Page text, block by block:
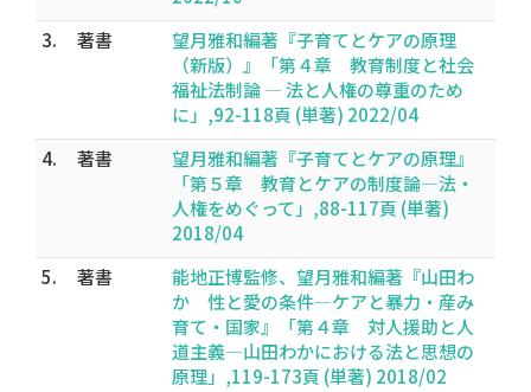
3.
著書
望月雅和編著『子育てとケアの原理
（新版）』「第４章 教育制度と社会
福祉法制論 ― 法と人権の尊重のため
に」,92-118頁 (単著) 2022/04
4.
著書
望月雅和編著『子育てとケアの原理』
「第５章 教育とケアの制度論―法・
人権をめぐって」,88-117頁 (単著)
2018/04
5.
著書
能地正博監修、望月雅和編著『山田わ
か 性と愛の条件―ケアと暴力・産み
育て・国家』「第４章 対人援助と人
道主義―山田わかにおける法と思想の
原理」,119-173頁 (単著) 2018/02